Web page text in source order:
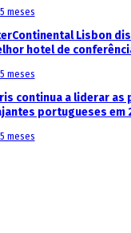
meses
Lisbon
hotel de
meses
continua a liderar as
portugueses em
meses